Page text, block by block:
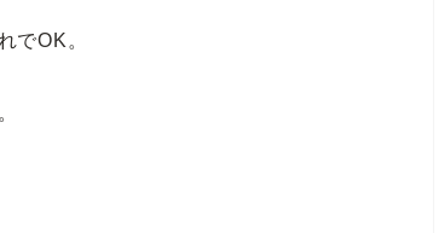
でOK。